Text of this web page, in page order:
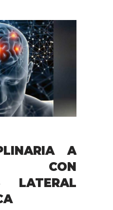
A
CON
LATERAL